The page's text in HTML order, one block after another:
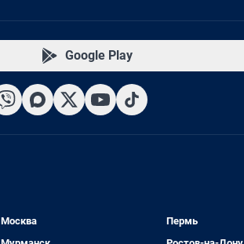
Google Play
Москва
Пермь